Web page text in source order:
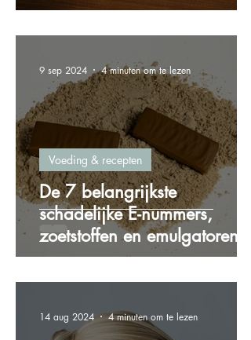
gewichtstoename
De 7 belangrijkste
schadelijke E-nummers,
zoetstoffen en emulgatoren
die je wilt vermijden!
Voeding & recepten
9 sep 2024 4 minuten om te lezen
14 aug 2024 4 minuten om te lezen